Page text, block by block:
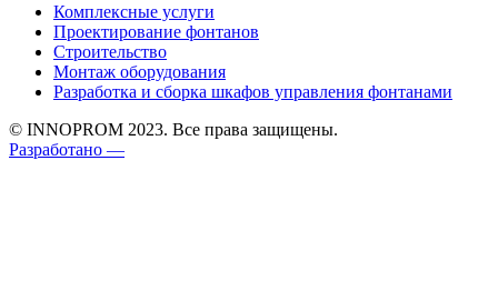
Комплексные услуги
Проектирование фонтанов
Строительство
Монтаж оборудования
Разработка и сборка шкафов управления фонтанами
© INNOPROM 2023. Все права защищены.
Разработано —